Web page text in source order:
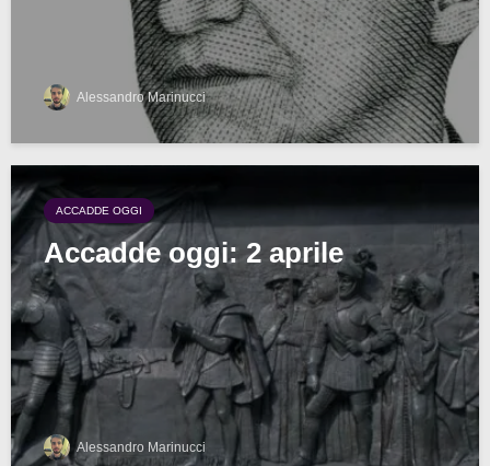
Alessandro Marinucci
ACCADDE OGGI
Accadde oggi: 2 aprile
Alessandro Marinucci